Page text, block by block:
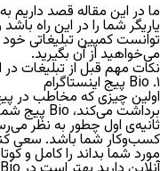
ما در این مقاله قصد داریم
یاریگر شما را در این راه
توانست کمپین تبلیغاتی خود
می‌خواهید از آن بگیرید.
نکات مهم قبل از تبلیغات در
۱. Bio پیج اینستاگرام
اولین چیزی که مخاطب در
مورد شما بداند را کامل و